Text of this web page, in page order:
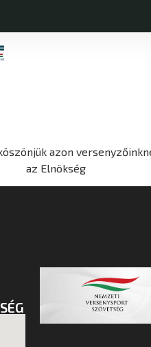
azon
az Elnökség